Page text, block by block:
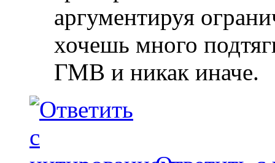
аргументируя
хочешь много
ГМВ и никак иначе.